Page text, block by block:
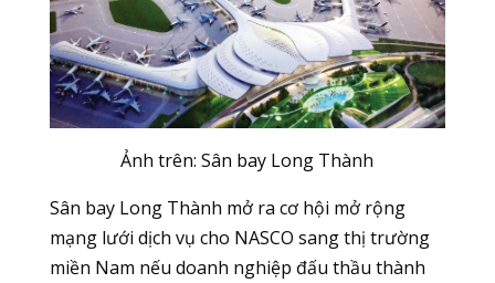
Ảnh trên:Sân bay Long Thành
Sân bay Long Thành mở ra cơ hội mở rộng
mạng lưới dịch vụ cho NASCO sang thị trường
miền Nam nếu doanh nghiệp đấu thầu thành